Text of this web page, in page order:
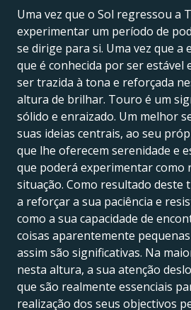
Uma vez que o Sol regressou a
experimentar um período de
se dirige para si. Uma vez que a
que é conhecida por ser estável
ser trazida à tona e reforçada
altura de brilhar. Touro é um
sólido e enraizado. Um melhor
suas ideias centrais, ao seu
que lhe oferecem serenidade e
que poderá experimentar como
situação. Como resultado deste
a reforçar a sua paciência e
como a sua capacidade de
coisas aparentemente pequenas
assim são significativas. Na
nesta altura, a sua atenção
que são realmente essenciais
realização dos seus objectivos